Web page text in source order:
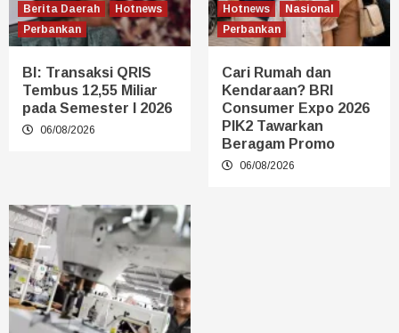
Berita Daerah
Hotnews
Perbankan
BI: Transaksi QRIS
Tembus 12,55 Miliar
pada Semester I 2026
06/08/2026
Hotnews
Nasional
Perbankan
Cari Rumah dan
Kendaraan? BRI
Consumer Expo 2026
PIK2 Tawarkan
Beragam Promo
06/08/2026